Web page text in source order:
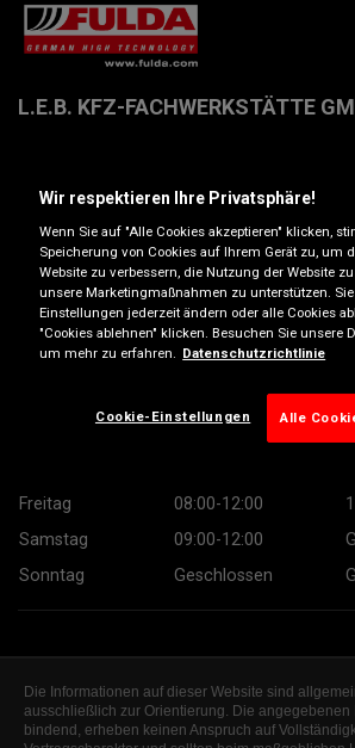
L.E.B. KFZ-FACHWERKSTÄTTE
Jochäckergasse 11 , 2514 Oeynhausen
Anfahrtsbeschreibung
Öffnungszeiten
Montag 08:00-12:00
Freitag
08:00-12:00
Samstag
09:00-12:00
Sonntag
Geschlossen
Die Informationen auf dieser Website sind
ausschließlich zur Orientierung. Die angegebenen
bindend, erheben keinen Anspruch auf
Wir respektieren Ihre Privatsphäre!
Wenn Sie auf "Alle Cookies akzeptieren" klicken,
Speicherung von Cookies auf Ihrem Gerät zu, um
Website zu verbessern, die Nutzung der Website
unsere Marketingmaßnahmen zu unterstützen.
Einstellungen jederzeit ändern oder alle Cookies
"Cookies ablehnen" klicken. Besuchen Sie unsere
um mehr zu erfahren.
Datenschutzrichtlinie
Cookie-Einstellungen Alle